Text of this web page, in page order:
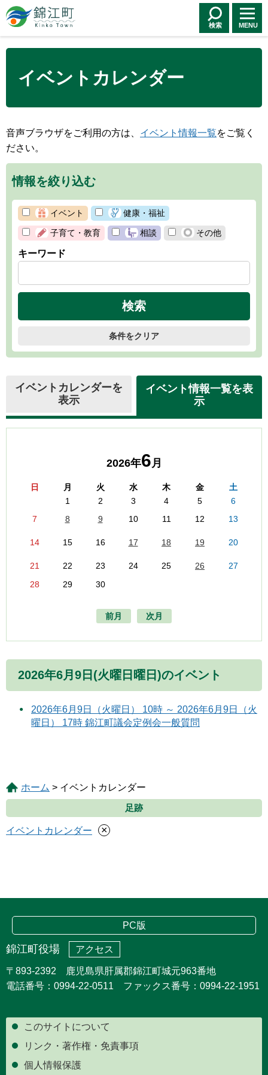
錦江町 Kinko
Town
検索 MENU
イベントカレンダー
音声ブラウザをご利用の方は、 イベント情報一覧をご覧く
ださい。
情報を絞り込む
イベント 健康・福祉
子育て・教育 相談 その他
キーワード
条件をクリア
イベントカレンダーを
表示
イベント情報一覧を表
示
2026年6月
日 月 火 水 木 金
土
1
2 3 4 5
6
7
8 9 10 11 12 13
14 15 16 17 18 19 20
21 22 23 24 25 26
27
28
29 30
前月 次月
2026年6月9日(火曜日曜日)のイベント
2026年6月9日（火曜日） 10時 ～ 2026年6月9日（火
曜日） 17時 錦江町議会定例会一般質問
ホーム > イベントカレンダー
足跡
イベントカレンダー ×
PC版
錦江町役場 アクセス
〒893-2392 鹿児島県肝属郡錦江町城元963番地
電話番号：0994-22-0511 ファックス番号：0994-22-1951
このサイトについて
リンク・著作権・免責事項
個人情報保護